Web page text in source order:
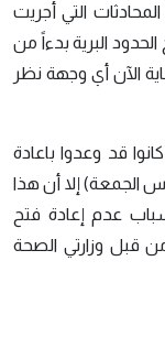
التي أجريت
البرية بدءاً من
الآن أي وجهة نظر
قد وعدوا باعادة
الجمعة) إلا أن هذا
عدم إعادة فتح
قبل وزارتي الصحة